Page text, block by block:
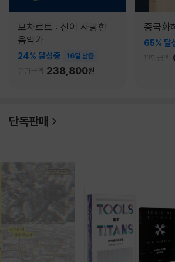
모차르트 : 신이 사랑한
음악가
24% 달성중 16일 남음
펀딩금액 238,800원
중국화
65% 달
펀딩금액
단독판매